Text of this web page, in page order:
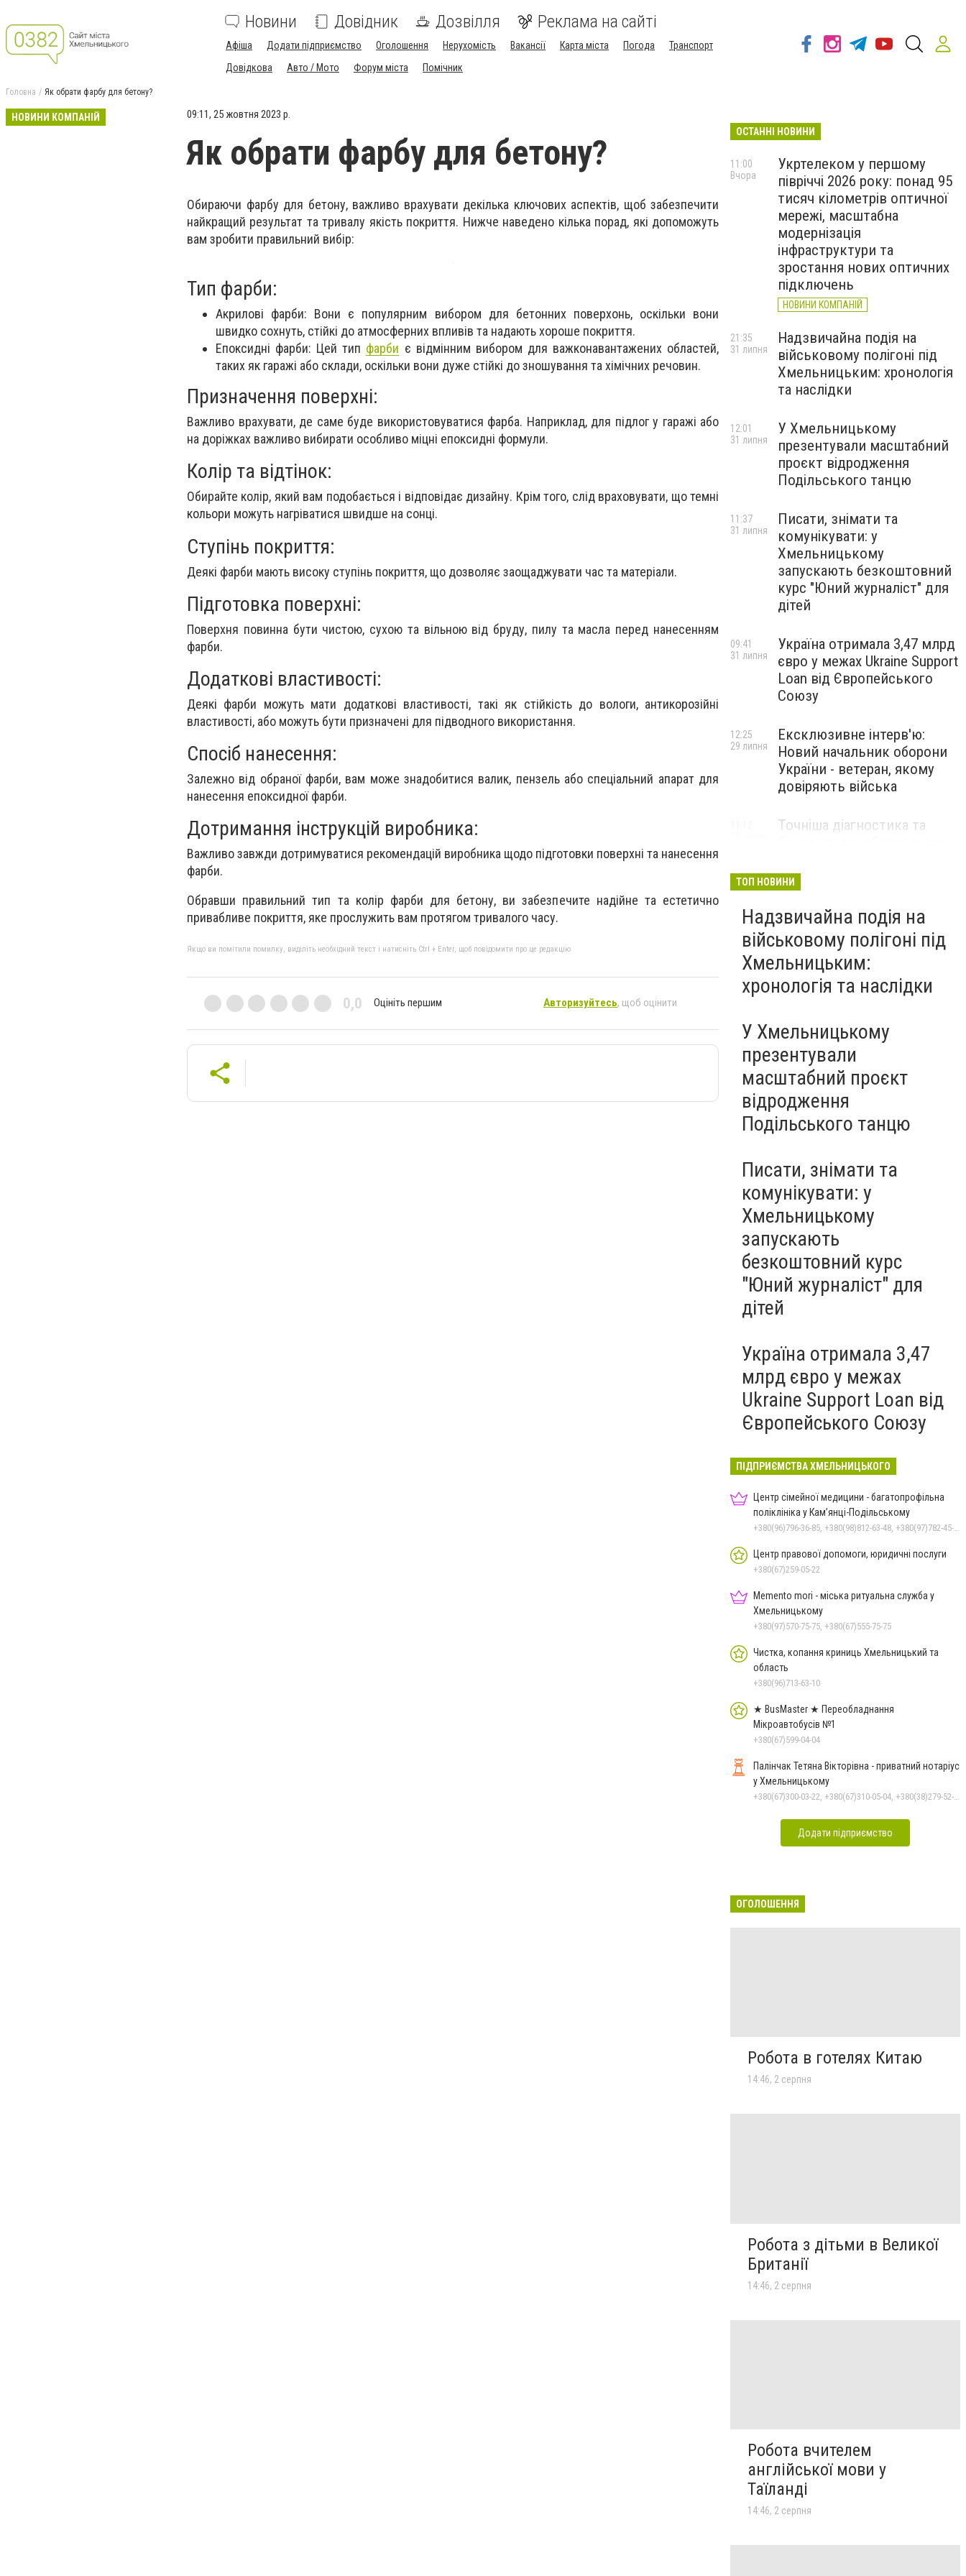
Новини Довідник Дозвілля Реклама на сайті
Афіша Додати підприємство Оголошення Нерухомість Вакансії Карта міста Погода
Транспорт
Довідкова
Авто / Мото Форум міста Помічник
Головна Як обрати фарбу для бетону?
НОВИНИ КОМПАНІЙ 09:11, 25 жовтня 2023 р.
Як обрати фарбу для бетону?
Обираючи фарбу для бетону, важливо врахувати декілька ключових аспектів, щоб забезпечити
найкращий результат та тривалу якість покриття. Нижче наведено кілька порад, які допоможуть
вам зробити правильний вибір:
Тип фарби:
Акрилові фарби: Вони є популярним вибором для бетонних поверхонь, оскільки вони
швидко сохнуть, стійкі до атмосферних впливів та надають хороше покриття.
Епоксидні фарби: Цей тип фарби є відмінним вибором для важконавантажених областей,
таких як гаражі або склади, оскільки вони дуже стійкі до зношування та хімічних речовин.
Призначення поверхні:
Важливо врахувати, де саме буде використовуватися фарба. Наприклад, для підлог у гаражі або
на доріжках важливо вибирати особливо міцні епоксидні формули.
Колір та відтінок:
Обирайте колір, який вам подобається і відповідає дизайну. Крім того, слід враховувати, що темні
кольори можуть нагріватися швидше на сонці.
Ступінь покриття:
Деякі фарби мають високу ступінь покриття, що дозволяє заощаджувати час та матеріали.
Підготовка поверхні:
Поверхня повинна бути чистою, сухою та вільною від бруду, пилу та масла перед нанесенням
фарби.
Додаткові властивості:
Деякі фарби можуть мати додаткові властивості, такі як стійкість до вологи, антикорозійні
властивості, або можуть бути призначені для підводного використання.
Спосіб нанесення:
Залежно від обраної фарби, вам може знадобитися валик, пензель або спеціальний апарат для
нанесення епоксидної фарби.
Дотримання інструкцій виробника:
Важливо завжди дотримуватися рекомендацій виробника щодо підготовки поверхні та нанесення
фарби.
Обравши правильний тип та колір фарби для бетону, ви забезпечите надійне та естетично
привабливе покриття, яке прослужить вам протягом тривалого часу.
Якщо ви помітили помилку, виділіть необхідний текст і натисніть Ctrl + Enter, щоб повідомити про це редакцію
0,0 Оцініть першим Авторизуйтесь, щоб оцінити
ОСТАННІ НОВИНИ
Укртелеком у першому
півріччі 2026 року: понад 95
тисяч кілометрів оптичної
мережі, масштабна
модернізація
інфраструктури та
зростання нових оптичних
підключень
НОВИНИ КОМПАНІЙ
11:00
Вчора
Надзвичайна подія на
військовому полігоні під
Хмельницьким: хронологія
та наслідки
21:35
31 липня
У Хмельницькому
презентували масштабний
проєкт відродження
Подільського танцю
12:01
31 липня
Писати, знімати та
комунікувати: у
Хмельницькому
запускають безкоштовний
курс "Юний журналіст" для
дітей
11:37
31 липня
Україна отримала 3,47 млрд
євро у межах Ukraine Support
Loan від Європейського
Союзу
09:41
31 липня
Ексклюзивне інтерв'ю:
Новий начальник оборони
України - ветеран, якому
довіряють війська
12:25
29 липня
Точніша діагностика та
протипухлинному центрі
запрацював новий
томограф
Паперовий флот замість
Чорноморського: як реальні
втрати Росії перетворилися
на дитячу аплікацію
23:42
27 липня
ТОП НОВИНИ
Надзвичайна подія на
військовому полігоні під
Хмельницьким:
хронологія та наслідки
У Хмельницькому
презентували
масштабний проєкт
відродження
Подільського танцю
Писати, знімати та
комунікувати: у
Хмельницькому
запускають
безкоштовний курс
"Юний журналіст" для
дітей
Україна отримала 3,47
млрд євро у межах
Ukraine Support Loan від
Європейського Союзу
ПІДПРИЄМСТВА ХМЕЛЬНИЦЬКОГО
Центр сімейної медицини - багатопрофільна
поліклініка у Кам’янці-Подільському
+380(96)796-36-85, +380(98)812-63-48, +380(97)782-45-70
Центр правової допомоги, юридичні послуги
+380(67)259-05-22
Memento mori - міська ритуальна служба у
Хмельницькому
+380(97)570-75-75, +380(67)555-75-75
Чистка, копання криниць Хмельницький та
область
+380(96)713-63-10
★ BusMaster ★ Переобладнання
Мікроавтобусів №1
+380(67)599-04-04
Палінчак Тетяна Вікторівна - приватний нотаріус
у Хмельницькому
+380(67)300-03-22, +380(67)310-05-04, +380(38)279-52-33
Додати підприємство
ОГОЛОШЕННЯ
Робота в готелях Китаю
14:46, 2 серпня
Робота з дітьми в Великої
Британії
14:46, 2 серпня
Робота вчителем
англійської мови у
Таїланді
14:46, 2 серпня